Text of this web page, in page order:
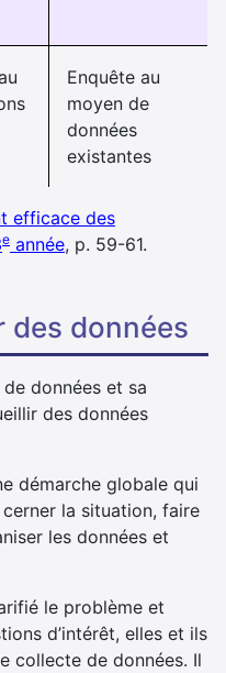
Enquête au
moyen de
données
existantes
efficace des
e année, p. 59-61.
des données
données et sa
des données
démarche globale qui
la situation, faire
les données et
le problème et
d’intérêt, elles et ils
collecte de données. Il